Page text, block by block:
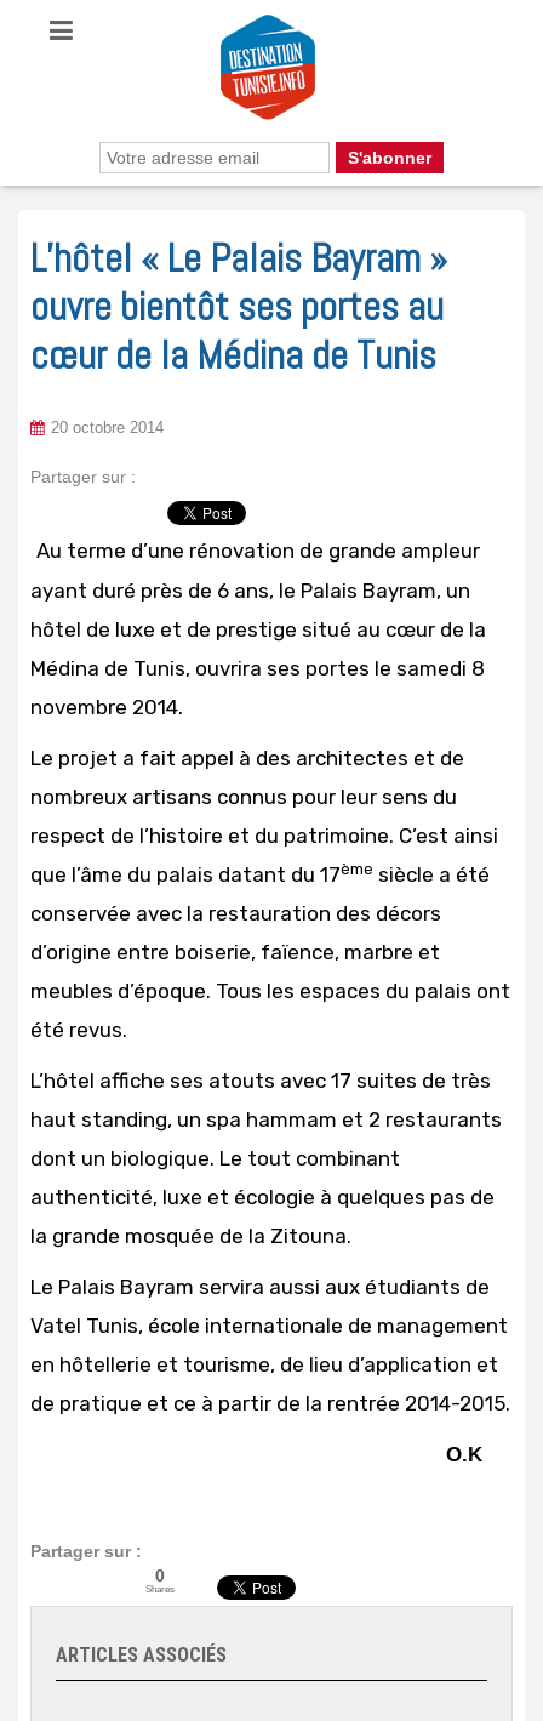
L’hôtel « Le Palais Bayram »
ouvre bientôt ses portes au
cœur de la Médina de Tunis
20 octobre 2014
Partager sur :
Au terme d’une rénovation de grande ampleur
ayant duré près de 6 ans, le Palais Bayram, un
hôtel de luxe et de prestige situé au cœur de la
Médina de Tunis, ouvrira ses portes le samedi 8
novembre 2014.
Le projet a fait appel à des architectes et de
nombreux artisans connus pour leur sens du
respect de l’histoire et du patrimoine. C’est ainsi
que l’âme du palais datant du 17ème siècle a été
conservée avec la restauration des décors
d’origine entre boiserie, faïence, marbre et
meubles d’époque. Tous les espaces du palais ont
été revus.
L’hôtel affiche ses atouts avec 17 suites de très
haut standing, un spa hammam et 2 restaurants
dont un biologique. Le tout combinant
authenticité, luxe et écologie à quelques pas de
la grande mosquée de la Zitouna.
Le Palais Bayram servira aussi aux étudiants de
Vatel Tunis, école internationale de management
en hôtellerie et tourisme, de lieu d’application et
de pratique et ce à partir de la rentrée 2014-2015.
O.K
Partager sur :
0
Shares
ARTICLES ASSOCIÉS